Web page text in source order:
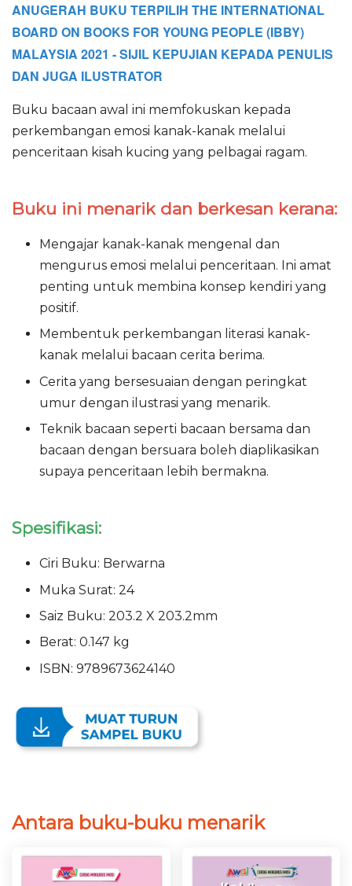
ANUGERAH BUKU TERPILIH THE INTERNATIONAL
BOARD ON BOOKS FOR YOUNG PEOPLE (IBBY)
MALAYSIA 2021 - SIJIL KEPUJIAN KEPADA PENULIS
DAN JUGA ILUSTRATOR
Buku bacaan awal ini memfokuskan kepada
perkembangan emosi kanak-kanak melalui
penceritaan kisah kucing yang pelbagai ragam.
Buku ini menarik dan berkesan kerana:
Mengajar kanak-kanak mengenal dan
mengurus emosi melalui penceritaan. Ini amat
penting untuk membina konsep kendiri yang
positif.
Membentuk perkembangan literasi kanak-
kanak melalui bacaan cerita berima.
Cerita yang bersesuaian dengan peringkat
umur dengan ilustrasi yang menarik.
Teknik bacaan seperti bacaan bersama dan
bacaan dengan bersuara boleh diaplikasikan
supaya penceritaan lebih bermakna.
Spesifikasi:
Ciri Buku: Berwarna
Muka Surat: 24
Saiz Buku: 203.2 X 203.2mm
Berat: 0.147 kg
ISBN: 9789673624140
Antara buku-buku menarik